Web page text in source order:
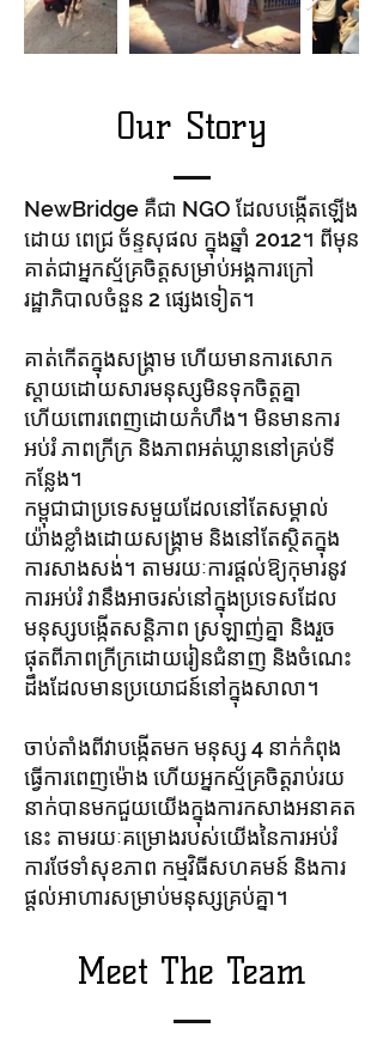
Our Story
NewBridge គឺជា NGO ដែលបង្កើតឡើង
ដោយ ពេជ្រ ច័ន្ទសុផល ក្នុងឆ្នាំ 2012។ ពីមុន
គាត់ជាអ្នកស្ម័គ្រចិត្តសម្រាប់អង្គការក្រៅ
រដ្ឋាភិបាលចំនួន 2 ផ្សេងទៀត។
គាត់កើតក្នុងសង្គ្រាម ហើយមានការសោក
ស្ដាយដោយសារមនុស្សមិនទុកចិត្តគ្នា
ហើយពោរពេញដោយកំហឹង។ មិនមានការ
អប់រំ ភាពក្រីក្រ និងភាពអត់ឃ្លាននៅគ្រប់ទី
កន្លែង។
កម្ពុជា​ជា​ប្រទេស​មួយ​ដែល​នៅ​តែ​សម្គាល់​
យ៉ាង​ខ្លាំង​ដោយ​សង្រ្គាម និង​នៅ​តែ​ស្ថិត​ក្នុង​
ការ​សាង​សង់។ តាមរយៈការផ្តល់ឱ្យកុមារនូវ
ការអប់រំ វានឹងអាចរស់នៅក្នុងប្រទេសដែល
មនុស្សបង្កើតសន្តិភាព ស្រឡាញ់គ្នា និងរួច
ផុតពីភាពក្រីក្រដោយរៀនជំនាញ និងចំណេះ
ដឹងដែលមានប្រយោជន៍នៅក្នុងសាលា។
ចាប់តាំងពីវាបង្កើតមក មនុស្ស 4 នាក់កំពុង
ធ្វើការពេញម៉ោង ហើយអ្នកស្ម័គ្រចិត្តរាប់រយ
នាក់បានមកជួយយើងក្នុងការកសាងអនាគត
នេះ តាមរយៈគម្រោងរបស់យើងនៃការអប់រំ
ការថែទាំសុខភាព កម្មវិធីសហគមន៍ និងការ
ផ្តល់អាហារសម្រាប់មនុស្សគ្រប់គ្នា។
Meet The Team